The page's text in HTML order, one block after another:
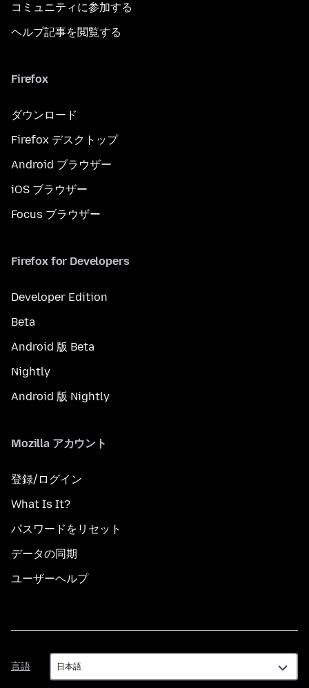
コミュニティに参加する
ヘルプ記事を閲覧する
Firefox
ダウンロード
Firefox デスクトップ
Android ブラウザー
iOS ブラウザー
Focus ブラウザー
Firefox for Developers
Developer Edition
Beta
Android 版 Beta
Nightly
Android 版 Nightly
Mozilla アカウント
登録/ログイン
What Is It?
パスワードをリセット
データの同期
ユーザーヘルプ
言語
言
語